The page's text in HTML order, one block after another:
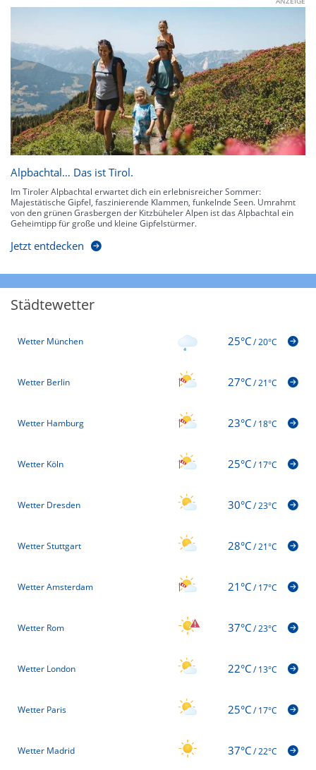
Alpbachtal… Das ist Tirol.
Im Tiroler Alpbachtal erwartet dich ein erlebnisreicher Sommer:
Majestätische Gipfel, faszinierende Klammen, funkelnde Seen. Umrahmt
von den grünen Grasbergen der Kitzbüheler Alpen ist das Alpbachtal ein
Geheimtipp für große und kleine Gipfelstürmer.
Jetzt entdecken
Städtewetter
Wetter München 25°C/20°C
Wetter Berlin 27°C/21°C
Wetter Hamburg 23°C/18°C
Wetter Köln 25°C/17°C
Wetter Dresden 30°C/23°C
Wetter Stuttgart 28°C/21°C
Wetter Amsterdam 21°C/17°C
Wetter Rom 37°C/23°C
Wetter London 22°C/13°C
Wetter Paris 25°C/17°C
Wetter Madrid 37°C/22°C